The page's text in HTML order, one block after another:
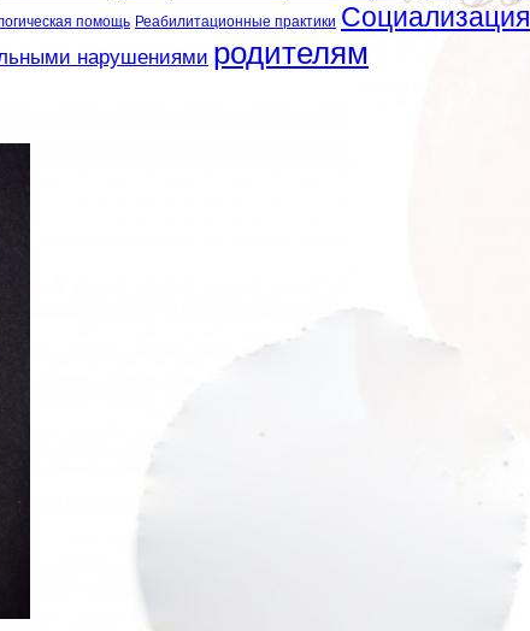
помощь Реабилитационные практики Социализация
нарушениями родителям